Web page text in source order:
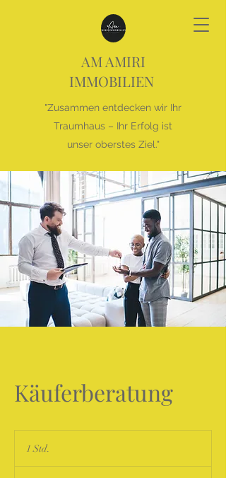
AM AMIRI
IMMOBILIEN
"Zusammen entdecken wir Ihr
Traumhaus – Ihr Erfolg ist
unser oberstes Ziel."
Käuferberatung
1 Std.